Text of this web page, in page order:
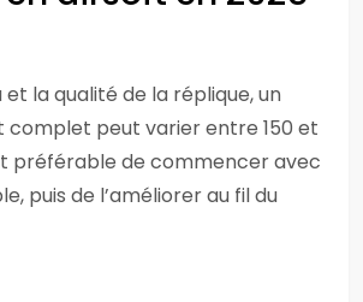
et la qualité de la réplique, un
complet peut varier entre 150 et
préférable de commencer avec
puis de l’améliorer au fil du